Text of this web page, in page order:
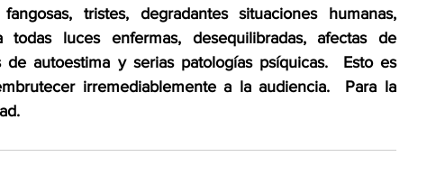
tristes, degradantes situaciones humanas,
luces enfermas, desequilibradas, afectas de
autoestima y serias patologías psíquicas.  Esto es
irremediablemente a la audiencia.  Para la